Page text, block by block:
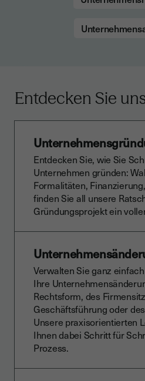
Entdecken Sie
Entdecken Sie, wie Sie
Unternehmen gründen:
Formalitäten,
finden Sie all unsere
Gründungsprojekt ein
Verwalten Sie ganz
Ihre
Rechtsform, des
Geschäftsführung oder
Unsere praxisorientierten
Ihnen dabei Schritt für
Prozess.